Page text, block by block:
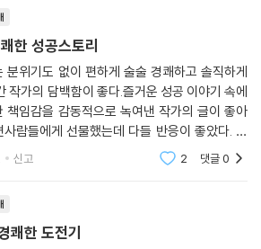
한 성공스토리
분위기도 없이 편하게 술술 경쾌하고 솔직하게
작가의 담백함이 좋다.즐거운 성공 이야기 속에
책임감을 감동적으로 녹여낸 작가의 글이 좋아
람들에게 선물했는데 다들 반응이 좋았다. 이
유의 진솔함, 담백함으로 동네 슈퍼를 전국구 규
신고 2 댓글0
쾌한 도전기